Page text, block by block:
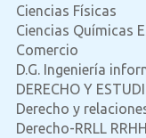
Ciencias Físicas
Ciencias Químicas
Comercio
D.G. Ingeniería
DERECHO Y
Derecho y
Derecho-RRLL RRHH